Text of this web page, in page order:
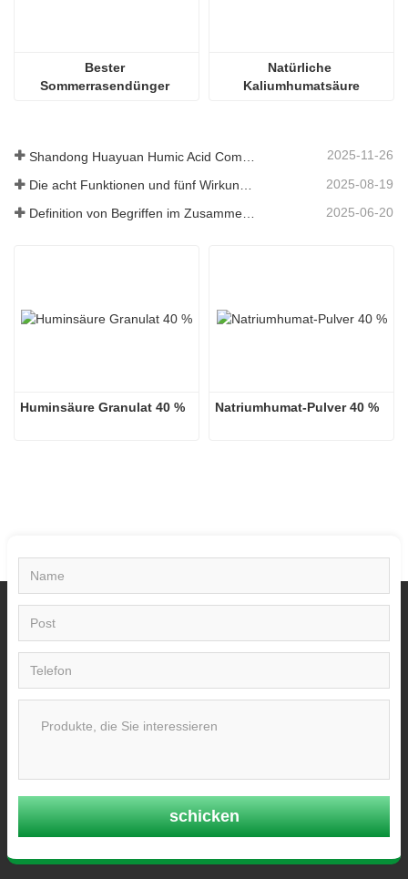
Bester
Sommerrasendünger
Natürliche
Kaliumhumatsäure
2025-11-26
2025-08-19
Definition von Begriffen im Zusammenhang mit Huminsäure 2025-06-20
Huminsäure Granulat 40 % Natriumhumat-Pulver 40 %
schicken